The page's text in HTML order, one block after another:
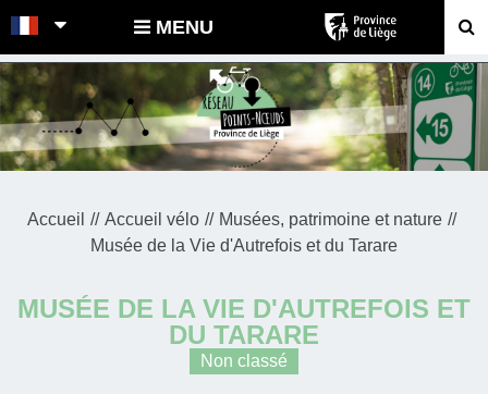
POINTS-NOEUDS MENU
Accueil Accueil vélo
Musées, patrimoine et nature
Musée de la Vie d'Autrefois et du Tarare
MUSÉE DE LA VIE D'AUTREFOIS ET
DU TARARE
Non classé